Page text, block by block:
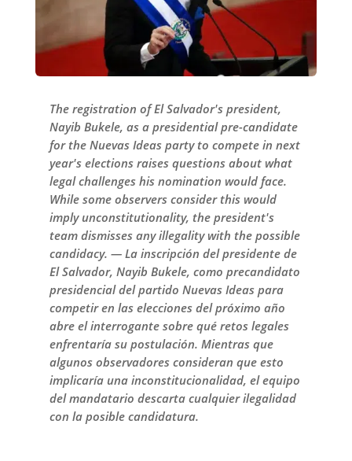
The registration of El Salvador's president,
Nayib Bukele, as a presidential pre-candidate
for the Nuevas Ideas party to compete in next
year's elections raises questions about what
legal challenges his nomination would face.
While some observers consider this would
imply unconstitutionality, the president's
team dismisses any illegality with the possible
candidacy. — La inscripción del presidente de
El Salvador, Nayib Bukele, como precandidato
presidencial del partido Nuevas Ideas para
competir en las elecciones del próximo año
abre el interrogante sobre qué retos legales
enfrentaría su postulación. Mientras que
algunos observadores consideran que esto
implicaría una inconstitucionalidad, el equipo
del mandatario descarta cualquier ilegalidad
con la posible candidatura.